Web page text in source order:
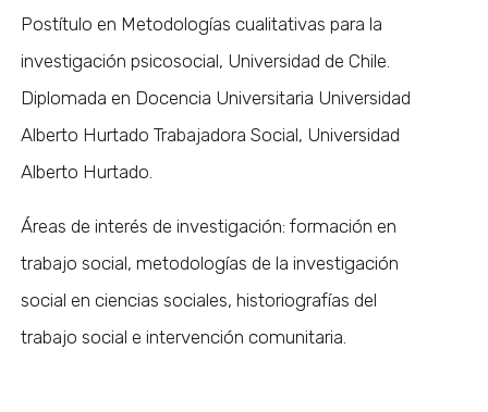
Postítulo en Metodologías cualitativas para la
investigación psicosocial, Universidad de Chile.
Diplomada en Docencia Universitaria Universidad
Alberto Hurtado Trabajadora Social, Universidad
Alberto Hurtado.
Áreas de interés de investigación: formación en
trabajo social, metodologías de la investigación
social en ciencias sociales, historiografías del
trabajo social e intervención comunitaria.